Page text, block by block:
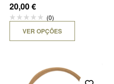
20,00€
(0)
VER OPÇÕES